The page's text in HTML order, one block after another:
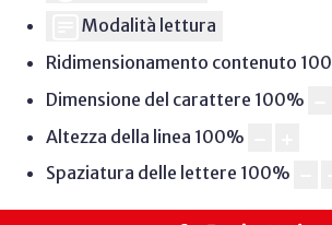
Modalità lettura
Ridimensionamento contenuto 100
Dimensione del carattere 100%
Altezza della linea 100%
Spaziatura delle lettere 100%